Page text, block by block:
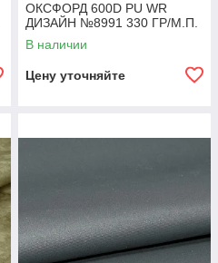
ОКСФОРД 600D PU WR
ДИЗАЙН №8991 330 ГР/М.П.
В наличии
Цену уточняйте